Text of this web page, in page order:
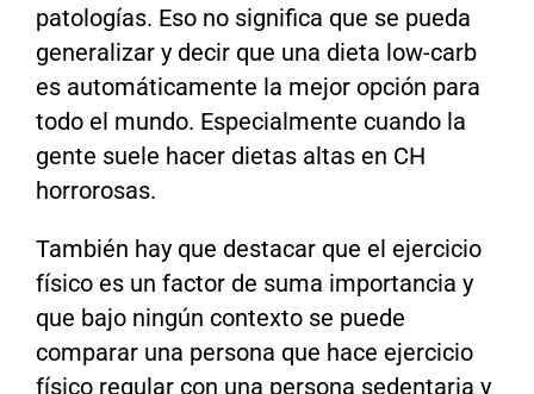
patologías. Eso no significa que se pueda
generalizar y decir que una dieta low-carb
es automáticamente la mejor opción para
todo el mundo. Especialmente cuando la
gente suele hacer dietas altas en CH
horrorosas.
También hay que destacar que el ejercicio
físico es un factor de suma importancia y
que bajo ningún contexto se puede
comparar una persona que hace ejercicio
físico regular con una persona sedentaria y